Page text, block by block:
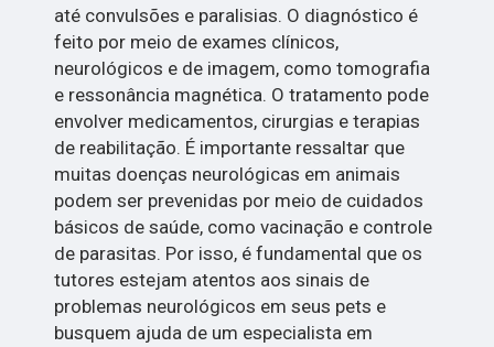
até convulsões e paralisias. O diagnóstico é
feito por meio de exames clínicos,
neurológicos e de imagem, como tomografia
e ressonância magnética. O tratamento pode
envolver medicamentos, cirurgias e terapias
de reabilitação. É importante ressaltar que
muitas doenças neurológicas em animais
podem ser prevenidas por meio de cuidados
básicos de saúde, como vacinação e controle
de parasitas. Por isso, é fundamental que os
tutores estejam atentos aos sinais de
problemas neurológicos em seus pets e
busquem ajuda de um especialista em